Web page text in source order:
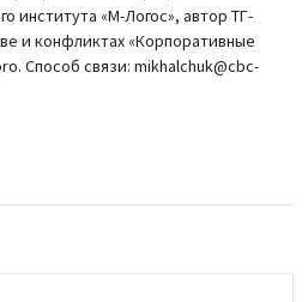
института «М-Логос», автор ТГ-
и конфликтах «Корпоративные
Способ связи: mikhalchuk@cbc-